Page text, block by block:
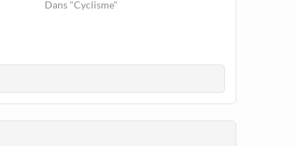
italiano Vincenzo Nibali, ganador de
Dans "Cyclisme"